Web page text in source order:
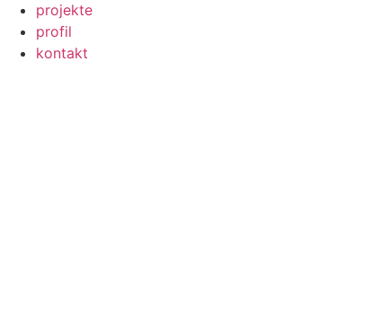
projekte
profil
kontakt